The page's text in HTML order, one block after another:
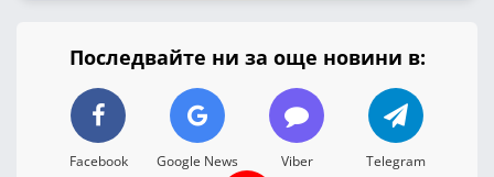
Последвайте ни за още новини в:
Facebook Google News Viber Telegram